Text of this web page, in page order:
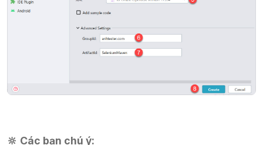
🔆 Các bạn chú ý: